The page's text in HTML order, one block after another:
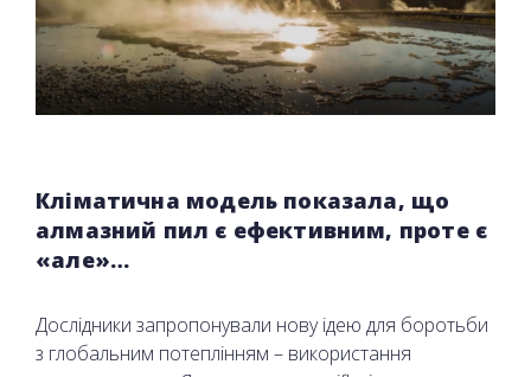
Кліматична модель показала, що
алмазний пил є ефективним, проте є
«але»…
Дослідники запропонували нову ідею для боротьби
з глобальним потеплінням – використання